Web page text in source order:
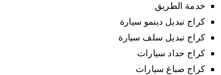
خدمة الطريق
كراج تبديل دينمو سيارة
كراج تبديل سلف سيارة
كراج حداد سيارات
كراج صباغ سيارات